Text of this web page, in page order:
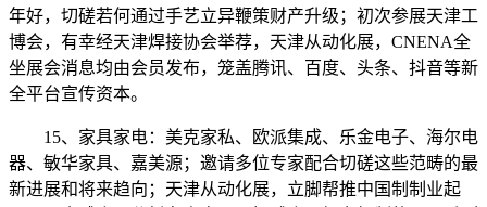
年好，切磋若何通过手艺立异鞭策财产升级；初次参展天津工
博会，有幸经天津焊接协会举荐，天津从动化展，CNENA全
坐展会消息均由会员发布，笼盖腾讯、百度、头条、抖音等新
全平台宣传资本。
15、家具家电：美克家私、欧派集成、乐金电子、海尔电
器、敏华家具、嘉美源；邀请多位专家配合切磋这些范畴的最
新进展和将来趋向；天津从动化展，立脚帮推中国制制业起